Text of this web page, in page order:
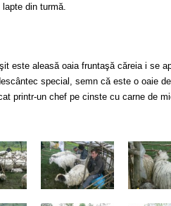
din turmă.
este aleasă oaia fruntaşă căreia i se
special, semn că este o oaie
printr-un chef pe cinste cu carne de